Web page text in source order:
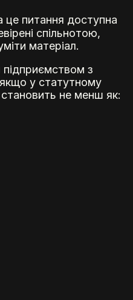
це питання доступна
спільнотою,
матеріал.
з
якщо у статутному
становить не менш як: